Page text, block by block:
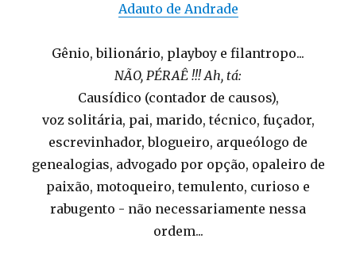
Adauto de Andrade
Gênio, bilionário, playboy e filantropo...
NÃO, PÉRAÊ !!! Ah, tá:
Causídico (contador de causos),
voz solitária, pai, marido, técnico, fuçador,
escrevinhador, blogueiro, arqueólogo de
genealogias, advogado por opção, opaleiro de
paixão, motoqueiro, temulento, curioso e
rabugento - não necessariamente nessa
ordem...